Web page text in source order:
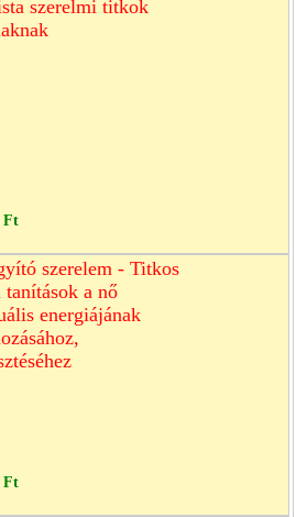
szerelmi titkok
Ft
szerelem - Titkos
a nő
energiájának
Ft